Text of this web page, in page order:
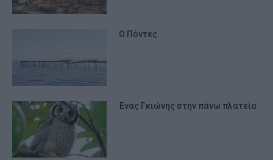
Ο Πόντες.
Ένας Γκιώνης στην πάνω πλατεία